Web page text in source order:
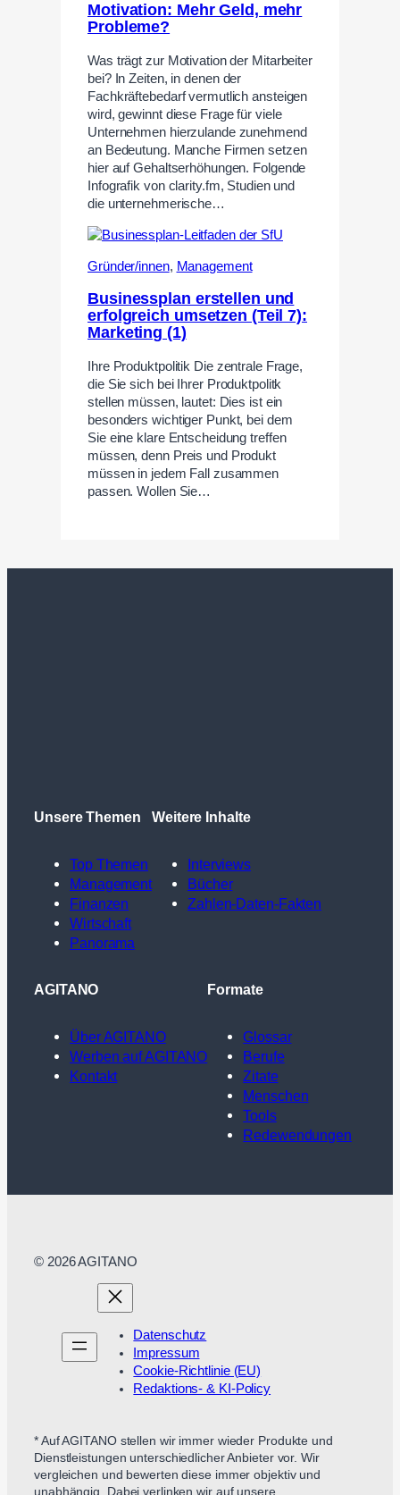
Motivation: Mehr Geld, mehr
Probleme?
Was trägt zur Motivation der Mitarbeiter
bei? In Zeiten, in denen der
Fachkräftebedarf vermutlich ansteigen
wird, gewinnt diese Frage für viele
Unternehmen hierzulande zunehmend
an Bedeutung. Manche Firmen setzen
hier auf Gehaltserhöhungen. Folgende
Infografik von clarity.fm, Studien und
die unternehmerische…
Gründer/innen, Management
Businessplan erstellen und
erfolgreich umsetzen (Teil 7):
Marketing (1)
Ihre Produktpolitik Die zentrale Frage,
die Sie sich bei Ihrer Produktpolitk
stellen müssen, lautet: Dies ist ein
besonders wichtiger Punkt, bei dem
Sie eine klare Entscheidung treffen
müssen, denn Preis und Produkt
müssen in jedem Fall zusammen
passen. Wollen Sie…
Unsere Themen
Top Themen
Management
Finanzen
Wirtschaft
Panorama
Weitere Inhalte
Interviews
Bücher
Zahlen-Daten-Fakten
AGITANO
Über AGITANO
Werben auf AGITANO
Kontakt
Formate
Glossar
Berufe
Zitate
Menschen
Tools
Redewendungen
© 2026 AGITANO
Datenschutz
Impressum
Cookie-Richtlinie (EU)
Redaktions- & KI-Policy
* Auf AGITANO stellen wir immer wieder Produkte und
Dienstleistungen unterschiedlicher Anbieter vor. Wir
vergleichen und bewerten diese immer objektiv und
unabhängig. Dabei verlinken wir auf unsere